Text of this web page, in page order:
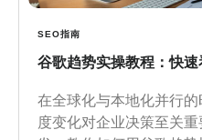
SEO指南
谷歌趋势实操教程：快
在全球化与本地化并行
度变化对企业决策至关